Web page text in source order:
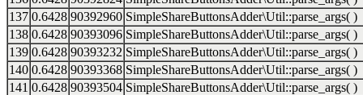
137 0.6428 90392960 SimpleShareButtonsAdder\Util::parse_args( )
138 0.6428 90393096 SimpleShareButtonsAdder\Util::parse_args( )
139 0.6428 90393232 SimpleShareButtonsAdder\Util::parse_args( )
140 0.6428 90393368 SimpleShareButtonsAdder\Util::parse_args( )
141 0.6428 90393504 SimpleShareButtonsAdder\Util::parse_args( )